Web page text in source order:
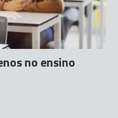
no ensino